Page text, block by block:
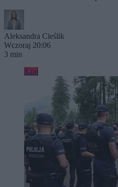
Aleksandra Cieślik
Wczoraj 20:06
3 min
Kraj